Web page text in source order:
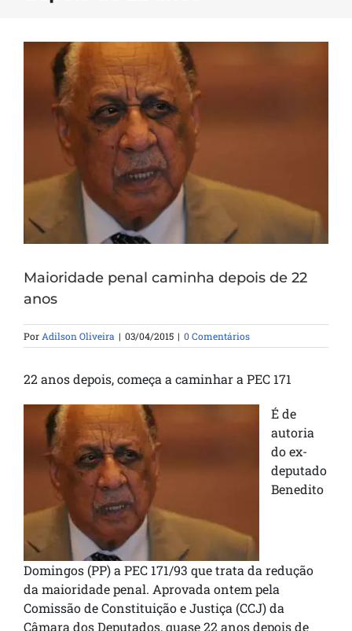
Maioridade penal caminha depois de 22
anos
PorAdilson Oliveira | 03/04/2015 | 0 Comentários
22 anos depois, começa a caminhar a PEC 171
É de
autoria
do ex-
deputado
Benedito
Domingos (PP) a PEC 171/93 que trata da redução
da maioridade penal. Aprovada ontem pela
Comissão de Constituição e Justiça (CCJ) da
Câmara dos Deputados, quase 22 anos depois de